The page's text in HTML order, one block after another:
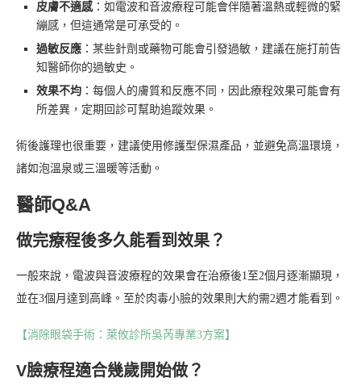
皮膚不適感：如電波和音波療程可能會伴隨著溫熱或輕微的緊
繃感，但這通常是可承受的。
過敏反應 ：某些針劑或藥物可能會引發過敏，建議在施打前告
知醫師你的過敏史。
效果不均 ：每個人的膚質和反應不同，因此療程效果可能會有
所差異，定期回診可幫助追蹤效果。
術後護理也很重要，建議使用修護型保濕產品，並避免高溫環境，
諸如泡溫泉或三溫暖等活動。
醫師Q&A
做完療程後多久能看到效果？
一般來說，電波與音波療程的效果會在治療後1至2個月逐漸顯現，
並在3個月達到高峰。至於肉毒小臉的效果則大約需2週才能看到。
【消除眼袋手術：萊攸診所吳芮專業3方案】
V臉療程適合幾歲開始做？